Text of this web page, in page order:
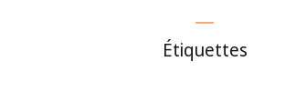
Étiquettes